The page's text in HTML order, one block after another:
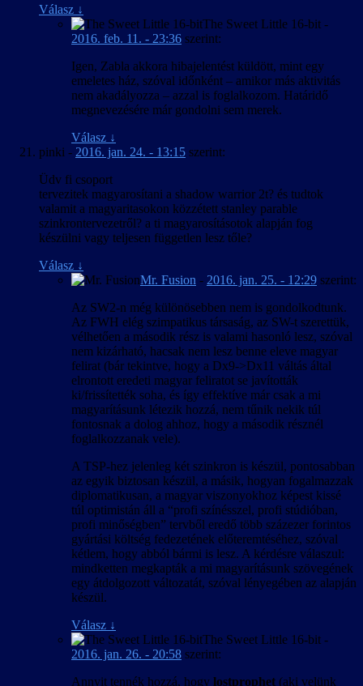
Válasz ↓
The Sweet Little 16-bit -
2016. feb. 11. - 23:36 szerint:
Igen, Zabla akkora hibajelentést küldött, mint egy
emeletes ház, szóval időnként – amikor más aktivitás
nem akadályozza – azzal is foglalkozom. Határidő
megnevezésére már gondolni sem merek.
Válasz ↓
pinki - 2016. jan. 24. - 13:15 szerint:
Üdv fi csoport
tervezitek magyarosítani a shadow warrior 2t? és tudtok
valamit a magyaritasokon közzétett stanley parable
szinkrontervezetről? a ti magyarosításotok alapján fog
készülni vagy teljesen független lesz tőle?
Válasz ↓
Mr. Fusion - 2016. jan. 25. - 12:29 szerint:
Az SW2-n még különösebben nem is gondolkodtunk.
Az FWH elég szimpatikus társaság, az SW-t szerettük,
vélhetően a második rész is valami hasonló lesz, szóval
nem kizárható, hacsak nem lesz benne eleve magyar
felirat (bár tekintve, hogy a Dx9->Dx11 váltás által
elrontott eredeti magyar feliratot se javították
ki/frissítették soha, és így effektíve már csak a mi
magyarításunk létezik hozzá, nem tűnik nekik túl
fontosnak a dolog ahhoz, hogy a második résznél
foglalkozzanak vele).
A TSP-hez jelenleg két szinkron is készül, pontosabban
az egyik biztosan készül, a másik, hogyan fogalmazzak
diplomatikusan, a magyar viszonyokhoz képest kissé
túl optimistán áll a “profi színésszel, profi stúdióban,
profi minőségben” tervből eredő több százezer forintos
gyártási költség fedezetének előteremtéséhez, szóval
kétlem, hogy abból bármi is lesz. A kérdésre válaszul:
mindketten megkapták a mi magyarításunk szövegének
egy átdolgozott változatát, szóval lényegében az alapján
készül.
Válasz ↓
The Sweet Little 16-bit -
2016. jan. 26. - 20:58 szerint:
Annyit tennék hozzá, hogy lostprophet (aki velünk